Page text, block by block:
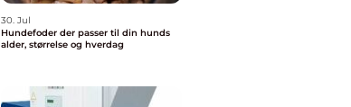
30. Jul
Hundefoder der passer til din hunds
alder, størrelse og hverdag